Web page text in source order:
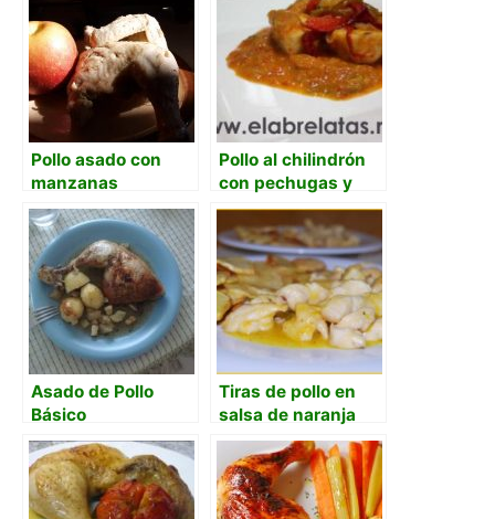
Pollo asado con
manzanas
Pollo al chilindrón
con pechugas y
tomate natural
Asado de Pollo
Básico
Tiras de pollo en
salsa de naranja
dulce